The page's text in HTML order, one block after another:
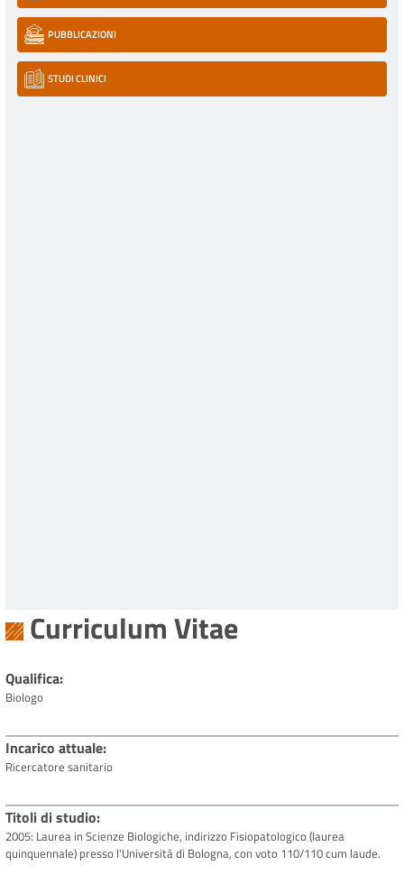
PUBBLICAZIONI
STUDI CLINICI
Curriculum Vitae
Qualifica
Biologo
Incarico attuale
Ricercatore sanitario
Titoli di studio
2005: Laurea in Scienze Biologiche, indirizzo Fisiopatologico (laurea
quinquennale) presso l'Università di Bologna, con voto 110/110 cum laude.